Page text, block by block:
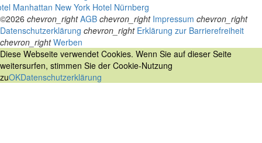
Manhattan New York Hotel Nürnberg
©2026 chevron_right AGB chevron_right Impressum chevron_right
Datenschutzerklärung chevron_right Erklärung zur Barrierefreiheit
chevron_right Werben
Diese Webseite verwendet Cookies. Wenn Sie auf dieser Seite
weitersurfen, stimmen Sie der Cookie-Nutzung
zuOKDatenschutzerklärung